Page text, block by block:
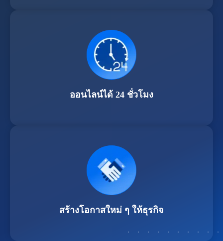
ออนไลน์ได้ 24 ชั่วโมง
สร้างโอกาสใหม่ ๆ ให้ธุรกิจ